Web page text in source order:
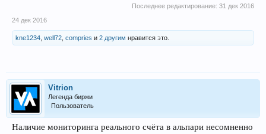
Последнее редактирование: 31 дек 2016
24 дек 2016
kne1234 well72 compries и 2 другим нравится это.
Vitrion
Легенда биржи
Пользователь
Наличие мониторинга реального счёта в альпари несомненно